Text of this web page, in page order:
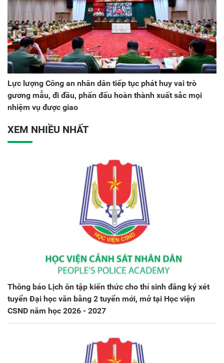
Lực lượng Công an nhân dân tiếp tục phát huy vai trò
gương mẫu, đi đầu, phấn đấu hoàn thành xuất sắc mọi
nhiệm vụ được giao
XEM NHIỀU NHẤT
Thông báo Lịch ôn tập kiến thức cho thí sinh đăng ký xét
tuyển Đại học văn bằng 2 tuyển mới, mở tại Học viện
CSND năm học 2026 - 2027